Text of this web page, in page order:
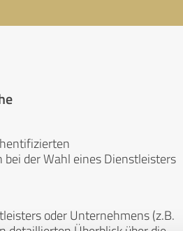
der Wahl eines Dienstleisters
oder Unternehmens (z.B.